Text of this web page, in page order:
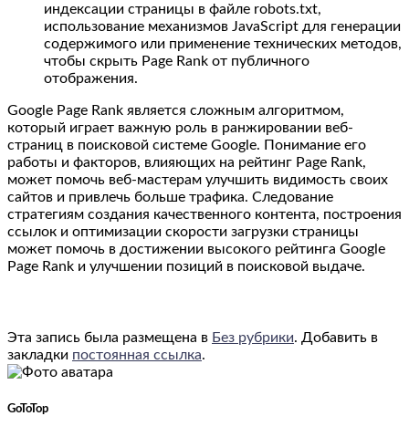
индексации страницы в файле robots.txt,
использование механизмов JavaScript для генерации
содержимого или применение технических методов,
чтобы скрыть Page Rank от публичного
отображения.
Google Page Rank является сложным алгоритмом,
который играет важную роль в ранжировании веб-
страниц в поисковой системе Google. Понимание его
работы и факторов, влияющих на рейтинг Page Rank,
может помочь веб-мастерам улучшить видимость своих
сайтов и привлечь больше трафика. Следование
стратегиям создания качественного контента, построения
ссылок и оптимизации скорости загрузки страницы
может помочь в достижении высокого рейтинга Google
Page Rank и улучшении позиций в поисковой выдаче.
Эта запись была размещена в Без рубрики. Добавить в
закладки постоянная ссылка.
GoToTop